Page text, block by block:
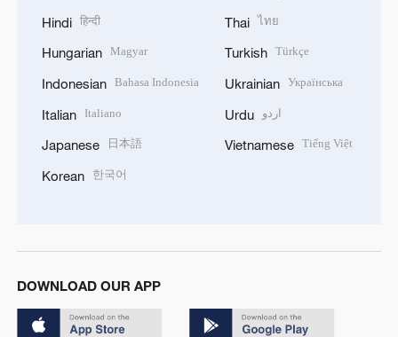
Hindi हिन्दी
Hungarian Magyar
Indonesian Bahasa Indonesia
Italian Italiano
Japanese 日本語
Korean 한국어
Thai ไทย
Turkish Türkçe
Ukrainian Українська
Urdu اردو
Vietnamese Tiếng Việt
DOWNLOAD OUR APP